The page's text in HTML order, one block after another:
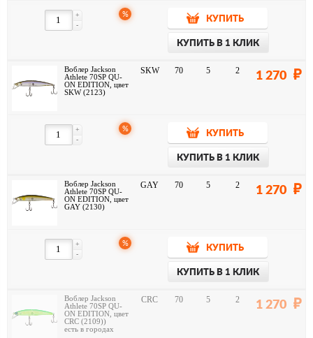
-
+ %
КУПИТЬ
КУПИТЬ В 1 КЛИК
Воблер Jackson
Athlete 70SP QU-
ON EDITION, цвет
SKW (2123)
SKW 70 5 2 1 270
-
+ %
КУПИТЬ
КУПИТЬ В 1 КЛИК
Воблер Jackson
Athlete 70SP QU-
ON EDITION, цвет
GAY (2130)
GAY 70 5 2 1 270
-
+ %
КУПИТЬ
КУПИТЬ В 1 КЛИК
Воблер Jackson
Athlete 70SP QU-
ON EDITION, цвет
CRC (2109))
есть в городах
CRC 70 5 2 1 270